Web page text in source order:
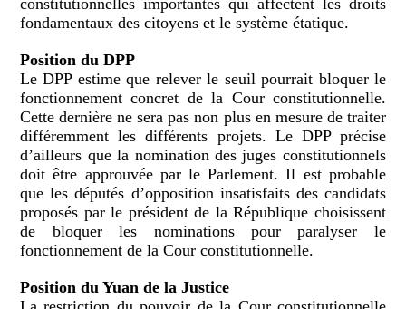
constitutionnelles importantes qui affectent les droits
fondamentaux des citoyens et le système étatique.
Position du DPP
Le DPP estime que relever le seuil pourrait bloquer le
fonctionnement concret de la Cour constitutionnelle.
Cette dernière ne sera pas non plus en mesure de traiter
différemment les différents projets. Le DPP précise
d’ailleurs que la nomination des juges constitutionnels
doit être approuvée par le Parlement. Il est probable
que les députés d’opposition insatisfaits des candidats
proposés par le président de la République choisissent
de bloquer les nominations pour paralyser le
fonctionnement de la Cour constitutionnelle.
Position du Yuan de la Justice